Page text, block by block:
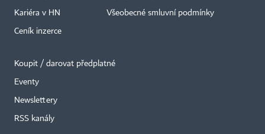
Kariéra v HN
Ceník inzerce
Všeobecné smluvní podmínky
Koupit / darovat předplatné
Eventy
Newslettery
RSS kanály